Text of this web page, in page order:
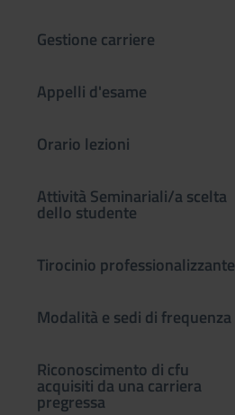
Gestione carriere
Appelli d'esame
Orario lezioni
Attività Seminariali/a scelta
dello studente
Tirocinio professionalizzante
Modalità e sedi di frequenza
Riconoscimento di cfu
acquisiti da una carriera
pregressa